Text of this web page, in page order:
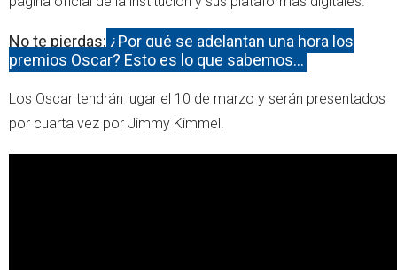
No te pierdas: ¿Por qué se adelantan una hora los
premios Oscar? Esto es lo que sabemos…
Los Oscar tendrán lugar el 10 de marzo y serán presentados
por cuarta vez por Jimmy Kimmel.